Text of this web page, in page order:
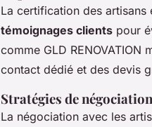
La certification des artisans
témoignages clients pour
comme GLD
contact dédié et des devis
Stratégies de
La négociation avec les